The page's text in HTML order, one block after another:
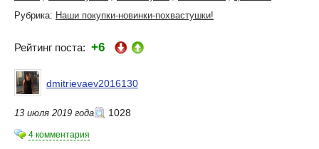
Рубрика: Наши покупки-новинки-похвастушки!
Рейтинг поста: +6
dmitrievaev2016130
13 июля 2019 года 1028
4 комментария